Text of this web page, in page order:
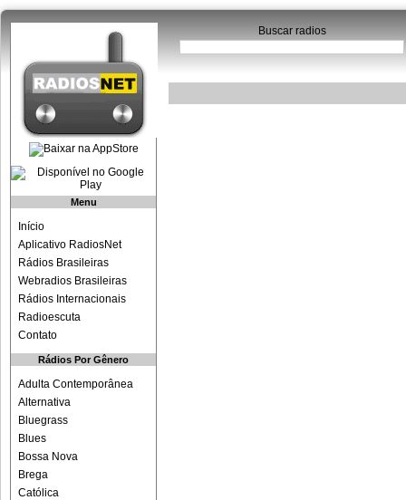
Buscar radios
Menu
Início
Aplicativo RadiosNet
Rádios Brasileiras
Webradios Brasileiras
Rádios Internacionais
Radioescuta
Contato
Rádios Por Gênero
Adulta Contemporânea
Alternativa
Bluegrass
Blues
Bossa Nova
Brega
Católica